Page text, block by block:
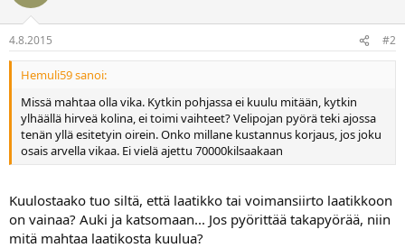
j
a
4.8.2015 #2
Hemuli59 sanoi:
Missä mahtaa olla vika. Kytkin pohjassa ei kuulu mitään, kytkin
ylhäällä hirveä kolina, ei toimi vaihteet? Velipojan pyörä teki ajossa
tenän yllä esitetyin oirein. Onko millane kustannus korjaus, jos joku
osais arvella vikaa. Ei vielä ajettu 70000kilsaakaan
Kuulostaako tuo siltä, että laatikko tai voimansiirto laatikkoon
on vainaa? Auki ja katsomaan... Jos pyörittää takapyörää, niin
mitä mahtaa laatikosta kuulua?